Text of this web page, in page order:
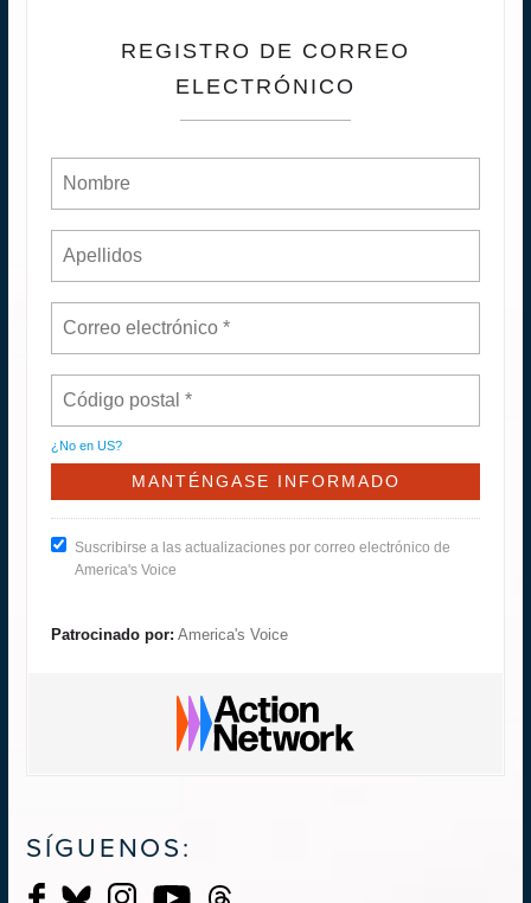
REGISTRO DE CORREO
ELECTRÓNICO
¿No en US?
Suscribirse a las actualizaciones por correo electrónico de
America's Voice
Patrocinado por: America's Voice
SÍGUENOS: